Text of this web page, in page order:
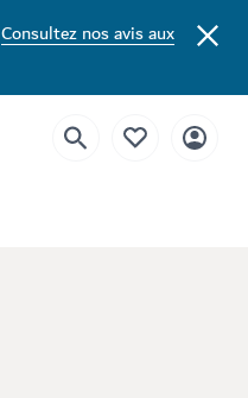
Consultez nos avis aux